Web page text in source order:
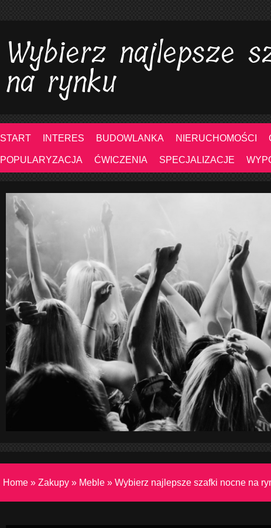
Wybierz najlepsze
na rynku
START INTERES BUDOWLANKA NIERUCHOMOŚCI
POPULARYZACJA ĆWICZENIA SPECJALIZACJE
Home » Zakupy » Meble » Wybierz najlepsze szafki nocne na